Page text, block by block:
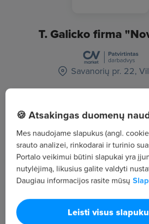
T. Galicko firma
Savanorių pr. 22,
Įmonės aprašymas
2
Darbuotojų sk.
50 102
Vid. atlyginimas
🍪 Atsakingas duomenų
Mes naudojame slapukus (angl.
srauto analizei, rinkodarai ir turinio
Portalo veikimui būtini slapukai yra
nutylėjimą, likusius galite valdyti
Daugiau informacijos rasite mūsų
Leisti visus